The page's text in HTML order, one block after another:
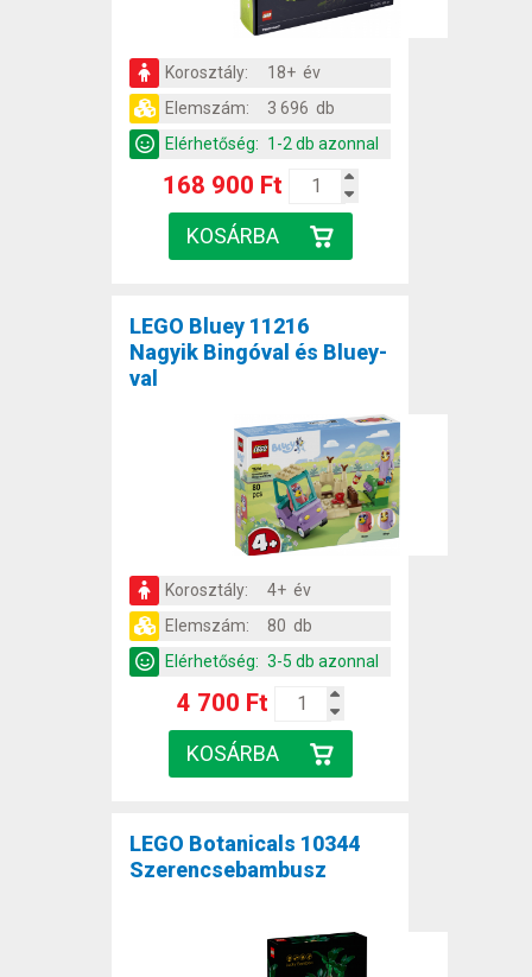
Korosztály:
18+ év
Elemszám:
3 696 db
Elérhetőség: 1-2 db azonnal
168 900 Ft
LEGO Bluey 11216
Nagyik Bingóval és Bluey-
val
Korosztály:
4+ év
Elemszám:
80 db
Elérhetőség: 3-5 db azonnal
4 700 Ft
LEGO Botanicals 10344
Szerencsebambusz